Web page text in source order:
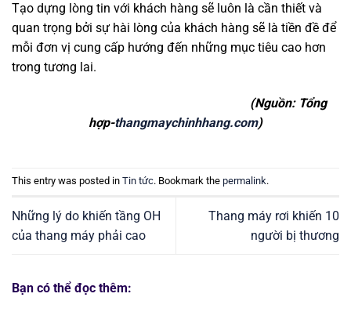
Tạo dựng lòng tin với khách hàng sẽ luôn là cần thiết và
quan trọng bởi sự hài lòng của khách hàng sẽ là tiền đề để
mỗi đơn vị cung cấp hướng đến những mục tiêu cao hơn
trong tương lai.
(Nguồn: Tổng
hợp-thangmaychinhhang.com)
This entry was posted in Tin tức. Bookmark the permalink.
Những lý do khiến tầng OH
của thang máy phải cao
Thang máy rơi khiến 10
người bị thương
Bạn có thể đọc thêm: